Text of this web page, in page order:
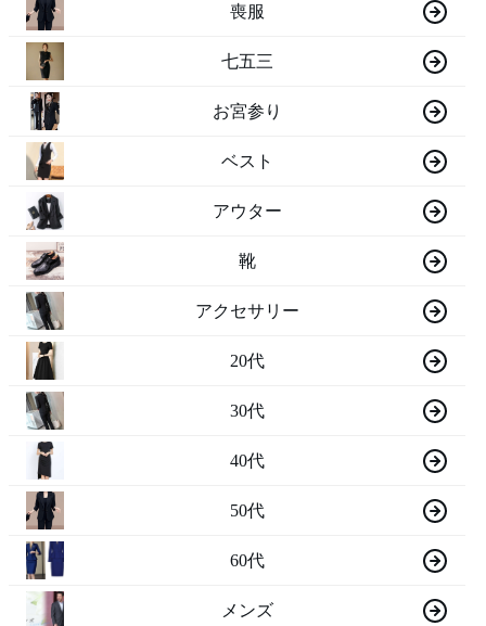
喪服
七五三
お宮参り
ベスト
アウター
靴
アクセサリー
20代
30代
40代
50代
60代
メンズ